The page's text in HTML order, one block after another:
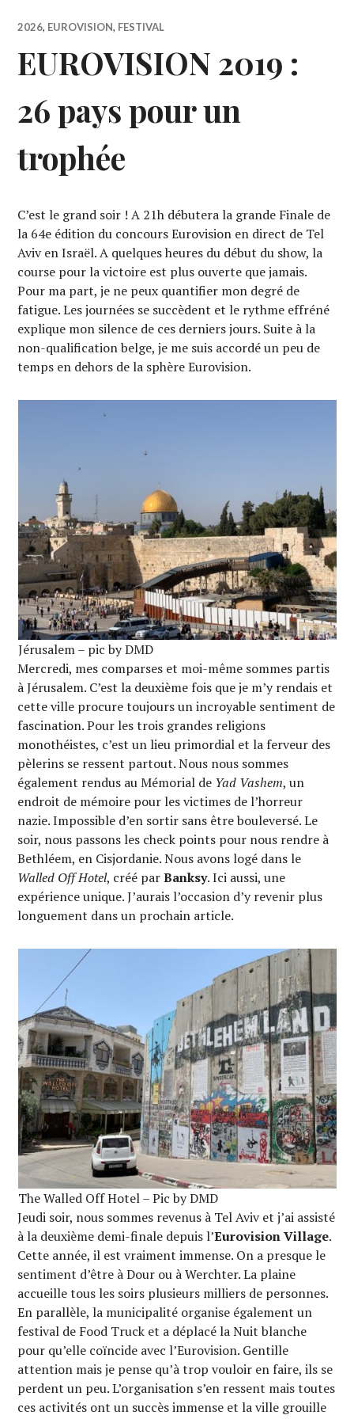
2026, EUROVISION, FESTIVAL
EUROVISION 2019 :
26 pays pour un
trophée
C’est le grand soir ! A 21h débutera la grande Finale de
la 64e édition du concours Eurovision en direct de Tel
Aviv en Israël. A quelques heures du début du show, la
course pour la victoire est plus ouverte que jamais.
Pour ma part, je ne peux quantifier mon degré de
fatigue. Les journées se succèdent et le rythme effréné
explique mon silence de ces derniers jours. Suite à la
non-qualification belge, je me suis accordé un peu de
temps en dehors de la sphère Eurovision.
Jérusalem – pic by DMD
Mercredi, mes comparses et moi-même sommes partis
à Jérusalem. C’est la deuxième fois que je m’y rendais et
cette ville procure toujours un incroyable sentiment de
fascination. Pour les trois grandes religions
monothéistes, c’est un lieu primordial et la ferveur des
pèlerins se ressent partout. Nous nous sommes
également rendus au Mémorial de Yad Vashem, un
endroit de mémoire pour les victimes de l’horreur
nazie. Impossible d’en sortir sans être bouleversé. Le
soir, nous passons les check points pour nous rendre à
Bethléem, en Cisjordanie. Nous avons logé dans le
Walled Off Hotel, créé parBanksy. Ici aussi, une
expérience unique. J’aurais l’occasion d’y revenir plus
longuement dans un prochain article.
The Walled Off Hotel – Pic by DMD
Jeudi soir, nous sommes revenus à Tel Aviv et j’ai assisté
à la deuxième demi-finale depuis l’Eurovision Village.
Cette année, il est vraiment immense. On a presque le
sentiment d’être à Dour ou à Werchter. La plaine
accueille tous les soirs plusieurs milliers de personnes.
En parallèle, la municipalité organise également un
festival de Food Truck et a déplacé la Nuit blanche
pour qu’elle coïncide avec l’Eurovision. Gentille
attention mais je pense qu’à trop vouloir en faire, ils se
perdent un peu. L’organisation s’en ressent mais toutes
ces activités ont un succès immense et la ville grouille